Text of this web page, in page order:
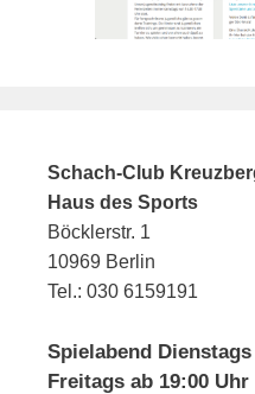
Schach-Club
Haus des Sports
Böcklerstr. 1
10969 Berlin
Tel.: 030 6159191
Spielabend
Freitags ab 19:00 Uhr